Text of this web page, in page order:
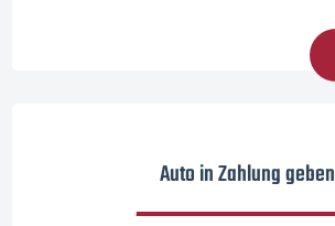
Auto in Zahlung geben